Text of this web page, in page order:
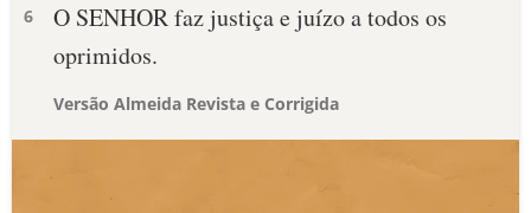
6
O SENHOR faz justiça e juízo a todos os
oprimidos.
Versão Almeida Revista e Corrigida